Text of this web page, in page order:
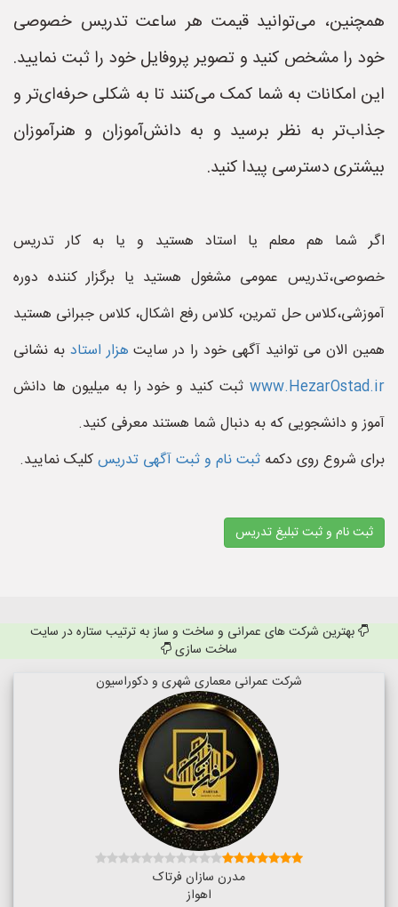
همچنین، می‌توانید قیمت هر ساعت تدریس خصوصی
خود را مشخص کنید و تصویر پروفایل خود را ثبت نمایید.
این امکانات به شما کمک می‌کنند تا به شکلی حرفه‌ای‌تر و
جذاب‌تر به نظر برسید و به دانش‌آموزان و هنرآموزان
بیشتری دسترسی پیدا کنید.
اگر شما هم معلم یا استاد هستید و یا به کار تدریس
خصوصی،تدریس عمومی مشغول هستید یا برگزار کننده دوره
آموزشی،کلاس حل تمرین، کلاس رفع اشکال، کلاس جبرانی هستید
همین الان می توانید آگهی خود را در سایت هزار استاد به نشانی
www.HezarOstad.ir ثبت کنید و خود را به میلیون ها دانش
آموز و دانشجویی که به دنبال شما هستند معرفی کنید.
برای شروع روی دکمه ثبت نام و ثبت آگهی تدریسکلیک نمایید.
ثبت نام و ثبت تبلیغ تدریس
بهترین شرکت های عمرانی و ساخت و ساز به ترتیب ستاره در سایت
ساخت سازی
شرکت عمرانی معماری شهری و دکوراسیون
مدرن سازان فرتاک
اهواز